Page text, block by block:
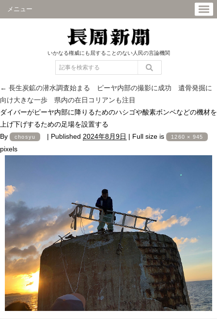
メニュー
いかなる権威にも屈することのない人民の言論機関
← 長生炭鉱の潜水調査始まる ピーヤ内部の撮影に成功 遺骨発掘に
向け大きな一歩 県内の在日コリアンも注目
ダイバーがピーヤ内部に降りるためのハシゴや酸素ボンベなどの機材を
上げ下げするための足場を設置する
By
chosyu | Published 2024年8月9日 | Full size is 1260 × 945
pixels